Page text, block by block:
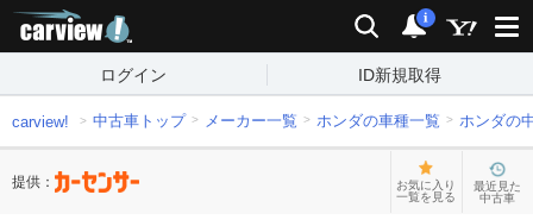
検索 通知
i
ログイン ID新規取得
carview! 中古車トップ メーカー一覧 ホンダの車種一覧 ホンダの
提供：
お気に入り
一覧を見る
最近見た
中古車